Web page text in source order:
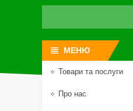
Товари та послуги
Про нас